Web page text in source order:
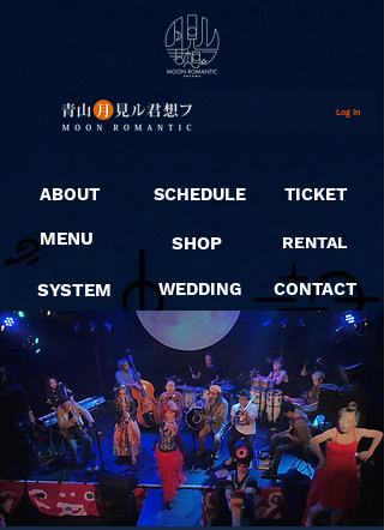
Log In
ABOUT
MENU
SYSTEM
SCHEDULE
SHOP
WEDDING
TICKET
RENTAL
CONTACT